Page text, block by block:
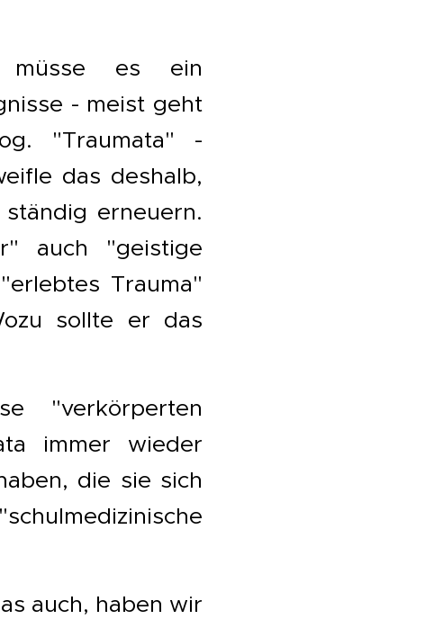
müsse es ein
- meist geht
"Traumata" -
das deshalb,
erneuern.
auch "geistige
Trauma"
sollte er das
"verkörperten
immer wieder
die sie sich
auch, haben wir